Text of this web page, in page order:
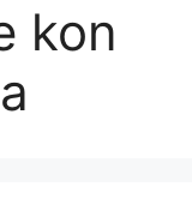
kon